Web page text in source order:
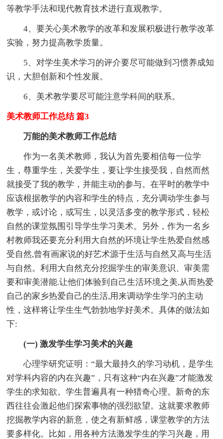
等教学手法和现代教育技术进行直观教学。
4、要关心美术教学的改革和发展积极进行教学改革
实验，努力提高教学质量。
5、对学生美术学习的评介要尽可能做到习惯养成知
识，大胆创新和个性发展。
6、美术教学要尽可能注意学科间的联系。
美术教师工作总结 篇3
万能的美术教师工作总结
作为一名美术教师，我认为首先要相信每一位学
生，尊重学生，关爱学生，要让学生接受我，自然而然
就接受了我的教学，并能主动的参与。在平时的教学中
应该根据教学的内容和学生的特点，充分调动学生参与
教学，或讨论，或写生，以灵活多变的教学形式，轻松
自然的课堂氛围引导学生学习美术。另外，作为一名乡
村教师我还要充分利用大自然的环境让学生热爱自然感
受自然,曾有画家说的好艺术源于生活与自然又高与生活
与自然。利用大自然充分挖掘学生的审美意识、审美需
要和审美潜能.让他们体验到自己生活环境之美,从而热爱
自己的家乡热爱自己的生活,用来调动学生学习的主动
性，这样将让学生生气勃勃地学好美术。具体的做法如
下:
(一) 激发学生学习美术的兴趣
心理学研究证明：“最大最持久的学习动机，是学生
对学科内容的内在兴趣”，只有这种“内在兴趣”才能激发
学生的求知欲。学生普遍具有一种猎奇心理。新奇的东
西往往会激起他们探索事物的强烈欲望。这就要求教师
挖掘教学内容的新意，使之有新鲜感，课堂教学的方法
要多样化。比如，用各种方法激发学生的学习兴趣，用